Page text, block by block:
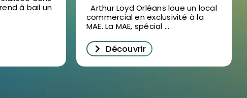
à bail un
Arthur Loyd Orléans loue un local
commercial en exclusivité à la
MAE. La MAE, spécial ...
Découvrir